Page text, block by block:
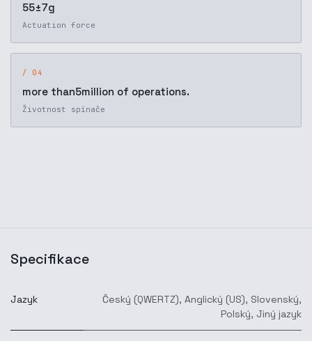
55±7g
Actuation force
/ 04
more than5million of operations.
Životnost spínače
Specifikace
Jazyk Český (QWERTZ), Anglický (US), Slovenský,
Polský, Jiný jazyk